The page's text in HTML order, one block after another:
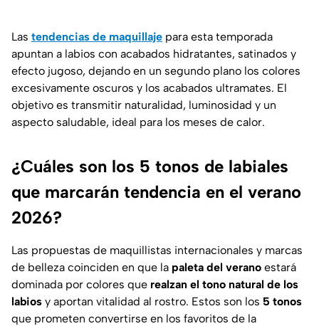
Las tendencias de maquillaje para esta temporada
apuntan a labios con acabados hidratantes, satinados y
efecto jugoso, dejando en un segundo plano los colores
excesivamente oscuros y los acabados ultramates. El
objetivo es transmitir naturalidad, luminosidad y un
aspecto saludable, ideal para los meses de calor.
¿Cuáles son los 5 tonos de labiales
que marcarán tendencia en el verano
2026?
Las propuestas de maquillistas internacionales y marcas
de belleza coinciden en que la paleta del verano estará
dominada por colores que realzan el tono natural de los
labios y aportan vitalidad al rostro. Estos son los 5 tonos
que prometen convertirse en los favoritos de la